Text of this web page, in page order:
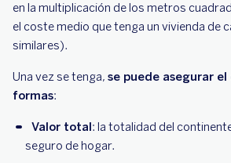
en la multiplicación de los metros
el coste medio que tenga un vivienda de
similares).
Una vez se tenga, se puede asegurar
formas:
Valor total: la totalidad del
seguro de hogar.